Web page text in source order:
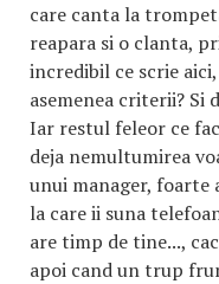
care canta la
reapara si o clanta,
incredibil ce scrie
asemenea criterii? Si
Iar restul feleor ce
deja nemultumirea
unui manager, foarte
la care ii suna
are timp de tine...,
apoi cand un trup